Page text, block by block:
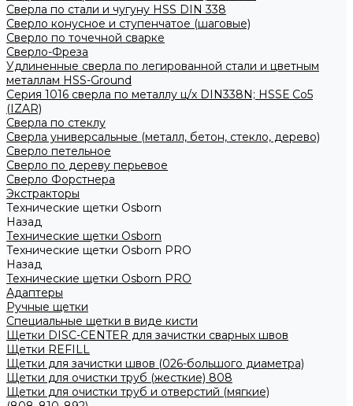
Сверла по стали и чугуну HSS DIN 338
Сверло конусное и ступенчатое (шаговые)
Сверло по точечной сварке
Сверло-Фреза
Удлиненные сверла по легированной стали и цветным
металлам HSS-Ground
Серия 1016 сверла по металлу ц/х DIN338N; HSSЕ Со5
(IZAR)
Сверла по стеклу
Сверла универсальные (металл, бетон, стекло, дерево)
Сверло петельное
Сверло по дереву перьевое
Сверло Форстнера
Экстракторы
Технические щетки Osborn
Назад
Технические щетки Osborn
Технические щетки Osborn PRO
Назад
Технические щетки Osborn PRO
Адаптеры
Ручные щетки
Специальные щетки в виде кисти
Щетки DISC-CENTER для зачистки сварных швов
Щетки REFILL
Щетки для зачистки швов (026-большого диаметра)
Щетки для очистки труб (жесткие) 808
Щетки для очистки труб и отверстий (мягкие)